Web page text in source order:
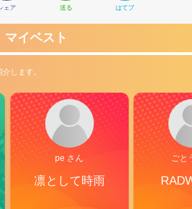
ェア 送る はてブ
マイベスト
します。
pe さん
凛として時雨
ごと